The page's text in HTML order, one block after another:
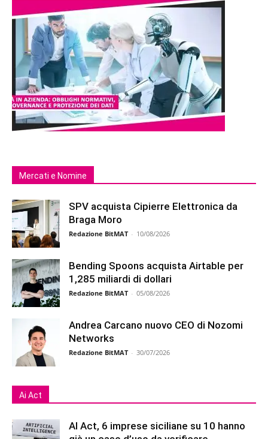
Mercati e Nomine
SPV acquista Cipierre Elettronica da
Braga Moro
Redazione BitMAT - 10/08/2026
Bending Spoons acquista Airtable per
1,285 miliardi di dollari
Redazione BitMAT - 05/08/2026
Andrea Carcano nuovo CEO di Nozomi
Networks
Redazione BitMAT - 30/07/2026
Ai Act
AI Act, 6 imprese siciliane su 10 hanno